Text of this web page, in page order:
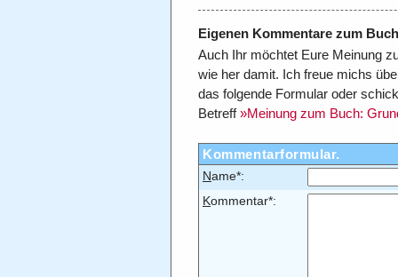
Eigenen Kommentare zum
Auch Ihr möchtet Eure Meinung
wie her damit. Ich freue michs
das folgende Formular oder
Betreff»Meinung zum Buch:
Kommentarformular.
Name*:
Kommentar*: